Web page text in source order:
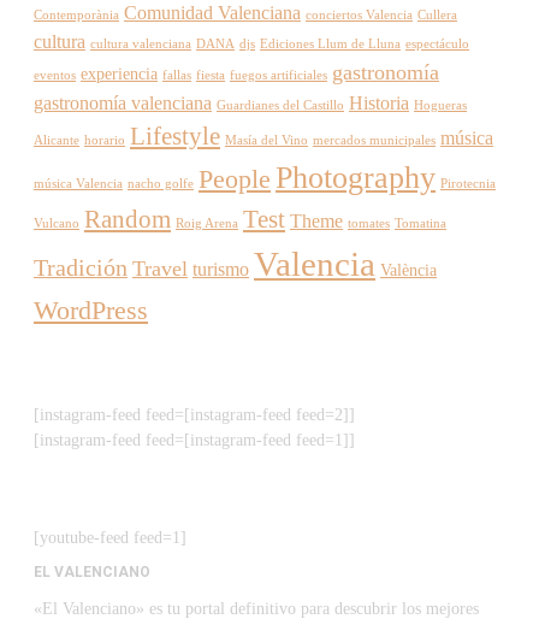
Contemporània Comunidad Valenciana conciertos Valencia Cullera
cultura cultura valenciana DANA djs Ediciones Llum de Lluna espectáculo
eventos experiencia fallas fiesta fuegos artificiales gastronomía
gastronomía valenciana Guardianes del Castillo Historia Hogueras
Alicante horario Lifestyle Masía del Vino mercados municipales música
música Valencia nacho golfe People Photography Pirotecnia
Vulcano Random Roig Arena Test Theme tomates Tomatina
Tradición Travel turismo Valencia València
WordPress
[instagram-feed feed=[instagram-feed feed=2]]
[instagram-feed feed=[instagram-feed feed=1]]
[youtube-feed feed=1]
EL VALENCIANO
«El Valenciano» es tu portal definitivo para descubrir los mejores